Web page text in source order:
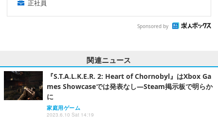
正社員
Sponsored by
関連ニュース
『S.T.A.L.K.E.R. 2: Heart of Chornobyl』はXbox Ga
mes Showcaseでは発表なし―Steam掲示板で明らか
に
家庭用ゲーム
2023.6.10 Sat 14:19